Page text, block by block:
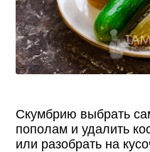
Скумбрию выбрать
пополам и удалить
или разобрать на